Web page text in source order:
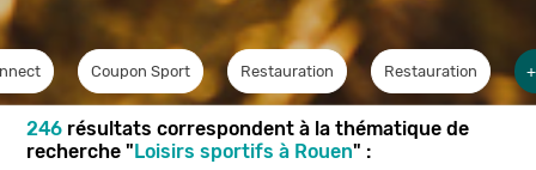
Coupon Sport Restauration Restauration
246 résultats correspondent à la thématique de
recherche " Loisirs sportifs à Rouen" :